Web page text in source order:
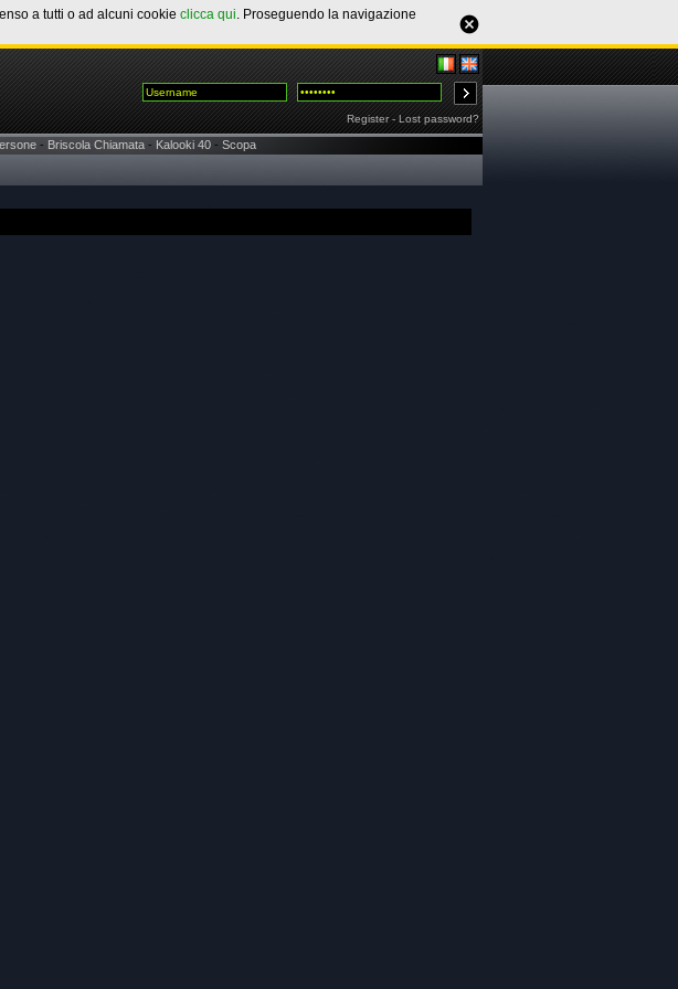
a tutti o ad alcuni cookie clicca qui. Proseguendo la navigazione
Register - Lost password?
- Briscola Chiamata - Kalooki 40 - Scopa